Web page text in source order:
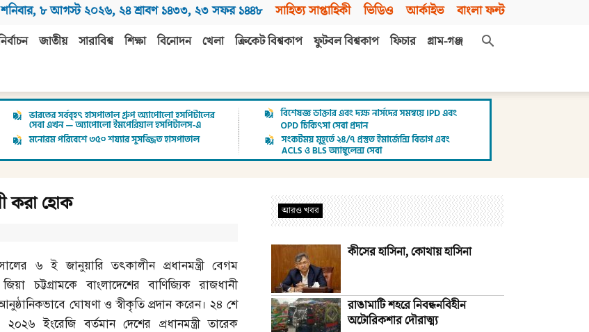
শনিবার, ৮ আগস্ট ২০২৬, ২৪ শ্রাবণ ১৪৩৩, ২৩ সফর ১৪৪৮ সাহিত্য সাপ্তাহিকী ভিডিও আর্কাইভ বাংলা ফন্ট
জাতীয় সারাবিশ্ব শিক্ষা বিনোদন খেলা ক্রিকেট বিশ্বকাপ ফুটবল বিশ্বকাপ ফিচার
গ্রাম-গঞ্জ
করা হোক
৬ ই জানুয়ারি তৎকালীন প্রধানমন্ত্রী বেগম
চট্টগ্রামকে বাংলাদেশের বাণিজ্যিক রাজধানী
ঘোষণা ও স্বীকৃতি প্রদান করেন। ২৪ শে
২০২৬ ইংরেজি বর্তমান দেশের প্রধানমন্ত্রী তারেক
আরও খবর
কীসের হাসিনা, কোথায় হাসিনা
রাঙামাটি শহরে নিবন্ধনবিহীন
অটোরিকশার দৌরাত্ম্য